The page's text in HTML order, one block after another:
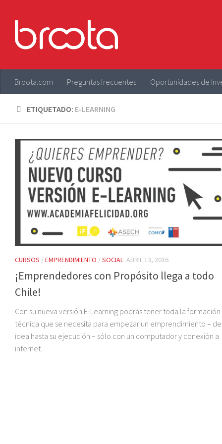
Broota.com Preguntas frecuentes Oportunidades de
ETIQUETADO: E-LEARNING
CURSOS /EMPRENDIMIENTO /SOCIAL ABRIL 13, 2016
¡Emprendedores con Propósito llega a todo
Chile!
Con su nueva versión E-Learning podrás tener toda la formación
técnica que se necesita para empezar un emprendimiento –
idea hasta su ejecución – sólo con un computador y conexión a
internet.